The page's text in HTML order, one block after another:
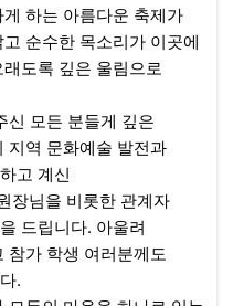
하는 아름다운 축제가
순수한 목소리가 이곳에
도록 깊은 울림으로
신 모든 분들게 깊은
지역 문화예술 발전과
고 계신
장님을 비롯한 관계자
드립니다. 아울려
참가 학생 여러분께도
.